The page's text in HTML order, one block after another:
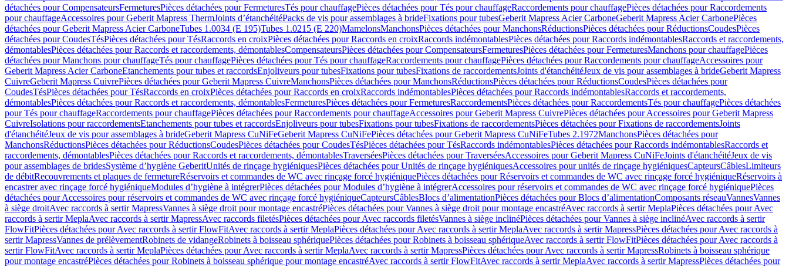
détachées pour CompensateursFermeturesPièces détachées pour FermeturesTés pour chauffagePièces détachées pour Tés pour chauffageRaccordements pour chauffagePièces détachées pour Raccordements
pour chauffageAccessoires pour Geberit Mapress ThermJoints d’étanchéitéPacks de vis pour assemblages à brideFixations pour tubesGeberit Mapress Acier CarboneGeberit Mapress Acier CarbonePièces
détachées pour Geberit Mapress Acier CarboneTubes 1.0034 (E 195)Tubes 1.0215 (E 220)MamelonsManchonsPièces détachées pour ManchonsRéductionsPièces détachées pour RéductionsCoudesPièces
détachées pour CoudesTésPièces détachées pour TésRaccords en croixPièces détachées pour Raccords en croixRaccords indémontablesPièces détachées pour Raccords indémontablesRaccords et raccordements,
démontablesPièces détachées pour Raccords et raccordements, démontablesCompensateursPièces détachées pour CompensateursFermeturesPièces détachées pour FermeturesManchons pour chauffagePièces
détachées pour Manchons pour chauffageTés pour chauffagePièces détachées pour Tés pour chauffageRaccordements pour chauffagePièces détachées pour Raccordements pour chauffageAccessoires pour
Geberit Mapress Acier CarboneEtanchements pour tubes et raccordsEnjoliveurs pour tubesFixations pour tubesFixations de raccordementsJoints d'étanchéitéJeux de vis pour assemblages à brideGeberit Mapress
CuivreGeberit Mapress CuivrePièces détachées pour Geberit Mapress CuivreManchonsPièces détachées pour ManchonsRéductionsPièces détachées pour RéductionsCoudesPièces détachées pour
CoudesTésPièces détachées pour TésRaccords en croixPièces détachées pour Raccords en croixRaccords indémontablesPièces détachées pour Raccords indémontablesRaccords et raccordements,
démontablesPièces détachées pour Raccords et raccordements, démontablesFermeturesPièces détachées pour FermeturesRaccordementsPièces détachées pour RaccordementsTés pour chauffagePièces détachées
pour Tés pour chauffageRaccordements pour chauffagePièces détachées pour Raccordements pour chauffageAccessoires pour Geberit Mapress CuivrePièces détachées pour Accessoires pour Geberit Mapress
CuivreIsolations pour raccordementsEtanchements pour tubes et raccordsEnjoliveurs pour tubesFixations pour tubesFixations de raccordementsPièces détachées pour Fixations de raccordementsJoints
d'étanchéitéJeux de vis pour assemblages à brideGeberit Mapress CuNiFeGeberit Mapress CuNiFePièces détachées pour Geberit Mapress CuNiFeTubes 2.1972ManchonsPièces détachées pour
ManchonsRéductionsPièces détachées pour RéductionsCoudesPièces détachées pour CoudesTésPièces détachées pour TésRaccords indémontablesPièces détachées pour Raccords indémontablesRaccords et
raccordements, démontablesPièces détachées pour Raccords et raccordements, démontablesTraverséesPièces détachées pour TraverséesAccessoires pour Geberit Mapress CuNiFeJoints d'étanchéitéJeux de vis
pour assemblages de bridesSystème d’hygiène GeberitUnités de rinçage hygiéniquesPièces détachées pour Unités de rinçage hygiéniquesAccessoires pour unités de rinçage hygiéniquesCapteursCâblesLimiteurs
de débitRecouvrements et plaques de fermetureRéservoirs et commandes de WC avec rinçage forcé hygiéniquePièces détachées pour Réservoirs et commandes de WC avec rinçage forcé hygiéniqueRéservoirs à
encastrer avec rinçage forcé hygiéniqueModules d’hygiène à intégrerPièces détachées pour Modules d’hygiène à intégrerAccessoires pour réservoirs et commandes de WC avec rinçage forcé hygiéniquePièces
détachées pour Accessoires pour réservoirs et commandes de WC avec rinçage forcé hygiéniqueCapteursCâblesBlocs d’alimentationPièces détachées pour Blocs d’alimentationComposants réseauVannesVannes
à siège droitAvec raccords à sertir MapressVannes à siège droit pour montage encastréPièces détachées pour Vannes à siège droit pour montage encastréAvec raccords à sertir MeplaPièces détachées pour Avec
raccords à sertir MeplaAvec raccords à sertir MapressAvec raccords filetésPièces détachées pour Avec raccords filetésVannes à siège inclinéPièces détachées pour Vannes à siège inclinéAvec raccords à sertir
FlowFitPièces détachées pour Avec raccords à sertir FlowFitAvec raccords à sertir MeplaPièces détachées pour Avec raccords à sertir MeplaAvec raccords à sertir MapressPièces détachées pour Avec raccords à
sertir MapressVannes de prélèvementRobinets de vidangeRobinets à boisseau sphériquePièces détachées pour Robinets à boisseau sphériqueAvec raccords à sertir FlowFitPièces détachées pour Avec raccords à
sertir FlowFitAvec raccords à sertir MeplaPièces détachées pour Avec raccords à sertir MeplaAvec raccords à sertir MapressPièces détachées pour Avec raccords à sertir MapressRobinets à boisseau sphérique
pour montage encastréPièces détachées pour Robinets à boisseau sphérique pour montage encastréAvec raccords à sertir FlowFitAvec raccords à sertir MeplaAvec raccords à sertir MapressPièces détachées pour